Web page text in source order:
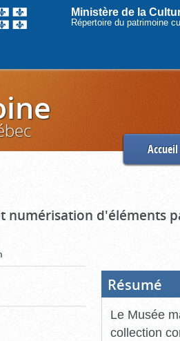
Ministère de la
Répertoire du patrimoine
Accueil
numérisation d'éléments
Résumé
Le Musée
collection